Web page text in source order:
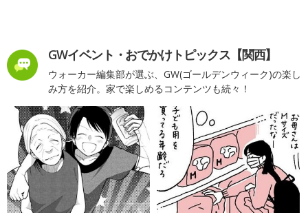
GWイベント・おでかけトピックス【関西】
ウォーカー編集部が選ぶ、GW(ゴールデンウィーク)の楽し
み方を紹介。家で楽しめるコンテンツも続々！